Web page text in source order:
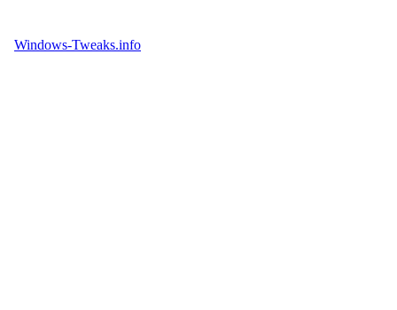
Windows-Tweaks.info